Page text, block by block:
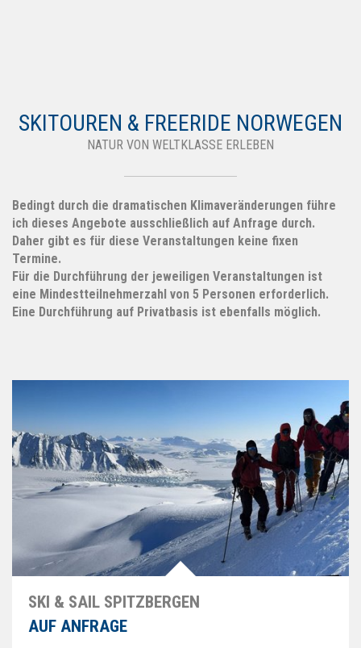
SKITOUREN & FREERIDE NORWEGEN
NATUR VON WELTKLASSE ERLEBEN
Bedingt durch die dramatischen Klimaveränderungen führe
ich dieses Angebote ausschließlich auf Anfrage durch.
Daher gibt es für diese Veranstaltungen keine fixen
Termine.
Für die Durchführung der jeweiligen Veranstaltungen ist
eine Mindestteilnehmerzahl von 5 Personen erforderlich.
Eine Durchführung auf Privatbasis ist ebenfalls möglich.
SKI & SAIL SPITZBERGEN
AUF ANFRAGE